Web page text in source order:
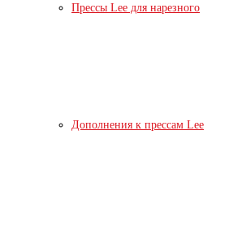
Прессы Lee для нарезного
Дополнения к прессам Lee